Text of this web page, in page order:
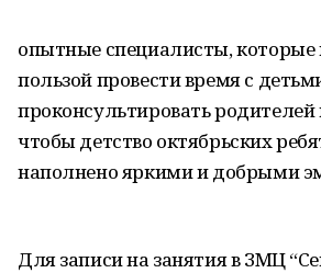
опытные специалисты, которые
пользой провести время с
проконсультировать родителей
чтобы детство октябрьских
наполнено яркими и добрыми
Для записи на занятия в ЗМЦ